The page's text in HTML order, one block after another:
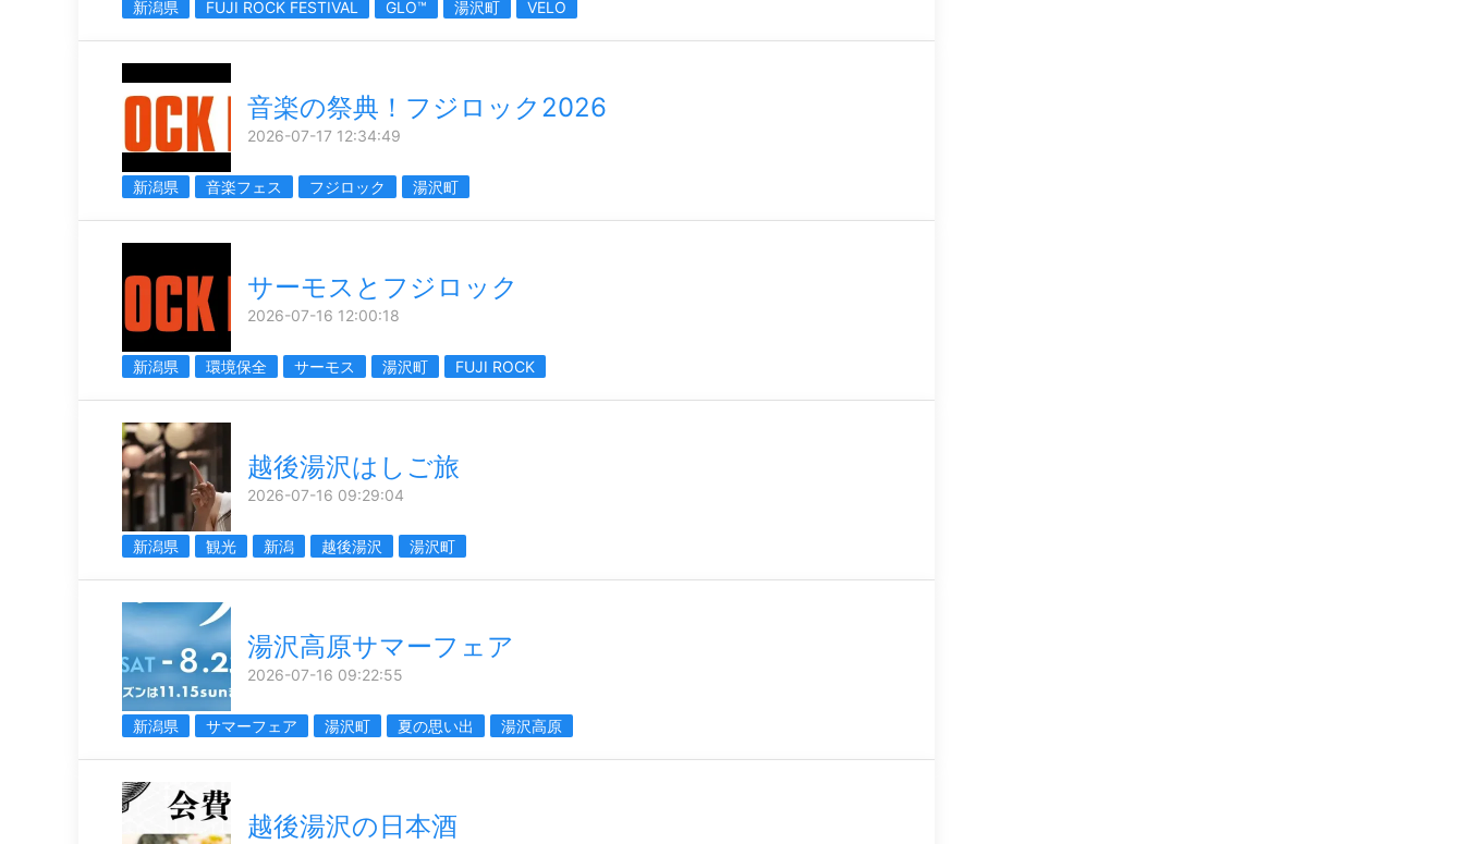
新潟県 FUJI ROCK FESTIVAL GLO™ 湯沢町 VELO
音楽の祭典！フジロック2026
2026-07-17 12:34:49
新潟県 音楽フェス フジロック 湯沢町
サーモスとフジロック
2026-07-16 12:00:18
新潟県 環境保全 サーモス 湯沢町 FUJI ROCK
越後湯沢はしご旅
2026-07-16 09:29:04
新潟県 観光 新潟 越後湯沢 湯沢町
湯沢高原サマーフェア
2026-07-16 09:22:55
新潟県 サマーフェア 湯沢町 夏の思い出 湯沢高原
越後湯沢の日本酒